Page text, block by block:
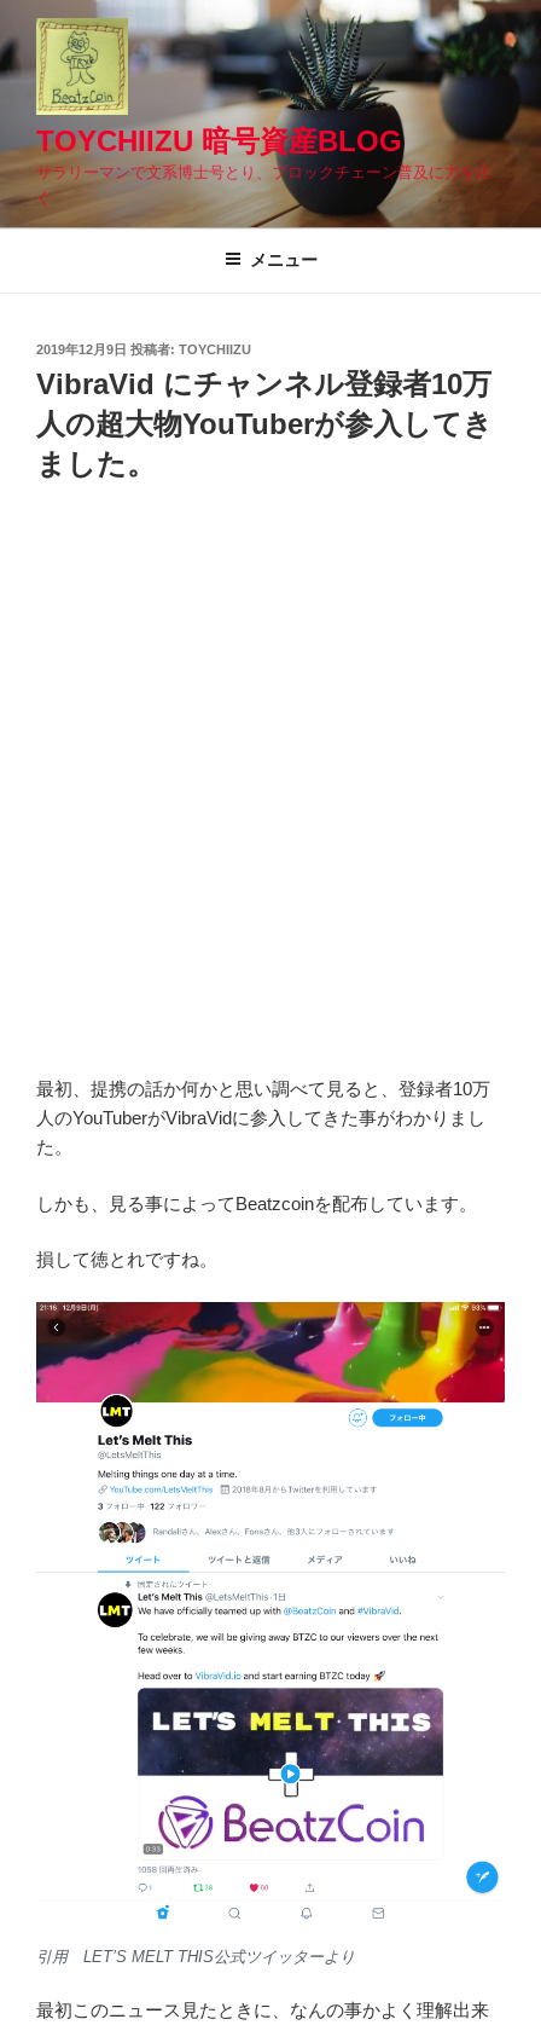
ン
テ
へ
TOYCHIIZU 暗号資産BLOG
サラリーマンで文系博士号とり、ブロックチェーン普及に力を注
ぐ
メニュー
投
稿
日:
2019年12月9日 投稿者: TOYCHIIZU
VibraVid にチャンネル登録者10万
人の超大物YouTuberが参入してき
ました。
最初、提携の話か何かと思い調べて見ると、登録者10万
人のYouTuberがVibraVidに参入してきた事がわかりまし
た。
しかも、見る事によってBeatzcoinを配布しています。
損して徳とれですね。
引用 LET’S MELT THIS公式ツイッターより
最初このニュース見たときに、なんの事かよく理解出来